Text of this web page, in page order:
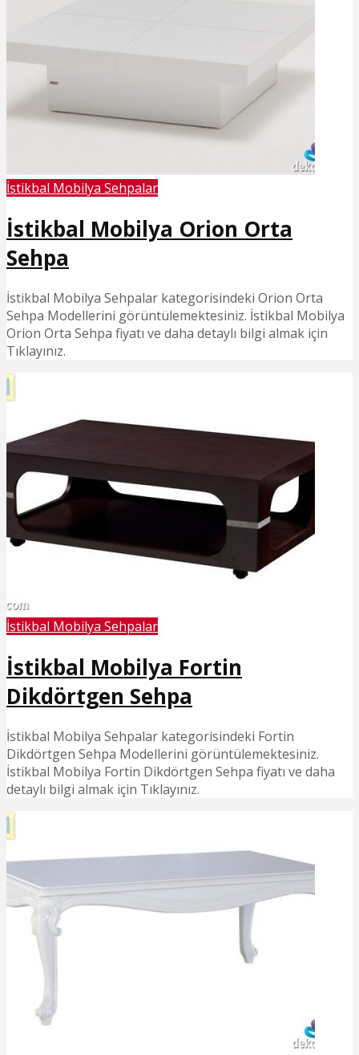
İstikbal Mobilya Sehpalar
İstikbal Mobilya Orion Orta
Sehpa
İstikbal Mobilya Sehpalar kategorisindeki Orion Orta
Sehpa Modellerini görüntülemektesiniz. İstikbal Mobilya
Orion Orta Sehpa fiyatı ve daha detaylı bilgi almak için
Tıklayınız.
İstikbal Mobilya Sehpalar
İstikbal Mobilya Fortin
Dikdörtgen Sehpa
İstikbal Mobilya Sehpalar kategorisindeki Fortin
Dikdörtgen Sehpa Modellerini görüntülemektesiniz.
İstikbal Mobilya Fortin Dikdörtgen Sehpa fiyatı ve daha
detaylı bilgi almak için Tıklayınız.